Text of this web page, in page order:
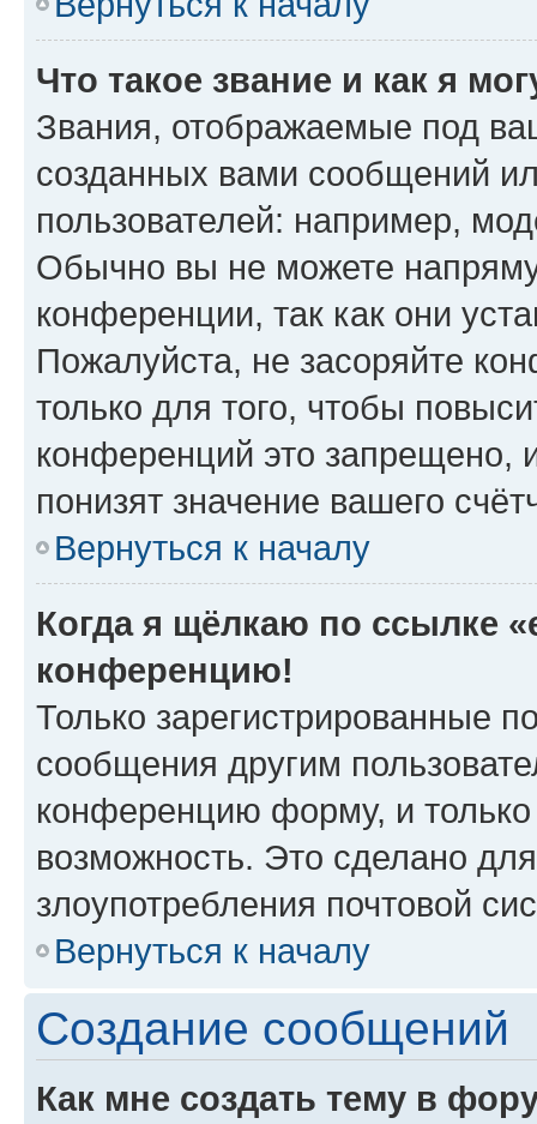
Что такое звание и как я
Звания, отображаемые под
созданных вами сообщений
пользователей: например,
Обычно вы не можете
конференции, так как они
Пожалуйста, не засоряйте
только для того, чтобы
конференций это запрещено,
понизят значение вашего
Вернуться к началу
Когда я щёлкаю по ссылке
конференцию!
Только зарегистрированные
сообщения другим
конференцию форму, и
возможность. Это сделано
злоупотребления почтовой
Вернуться к началу
Создание сообщений
Как мне создать тему в